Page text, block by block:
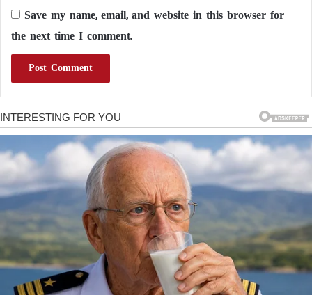
Save my name, email, and website in this browser for
the next time I comment.